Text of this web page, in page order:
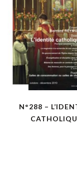
N°288 –